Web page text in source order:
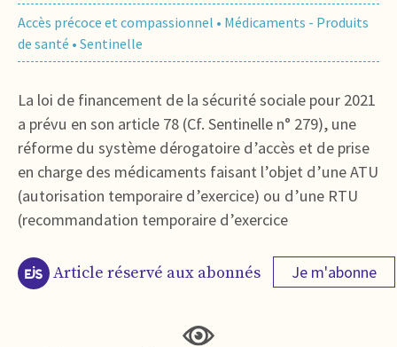
Accès précoce et compassionnel • Médicaments - Produits
de santé • Sentinelle
La loi de financement de la sécurité sociale pour 2021
a prévu en son article 78 (Cf. Sentinelle n° 279), une
réforme du système dérogatoire d’accès et de prise
en charge des médicaments faisant l’objet d’une ATU
(autorisation temporaire d’exercice) ou d’une RTU
(recommandation temporaire d’exercice
Article réservé aux abonnés Je m'abonne